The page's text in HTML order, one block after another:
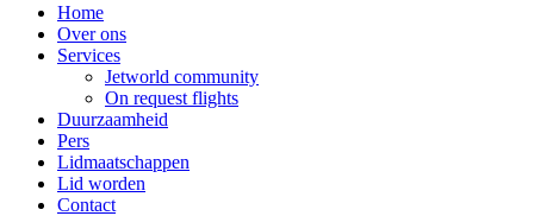
Home
Over ons
Services
Jetworld community
On request flights
Duurzaamheid
Pers
Lidmaatschappen
Lid worden
Contact